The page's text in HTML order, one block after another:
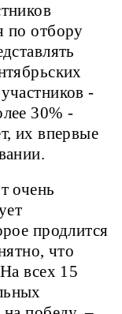
по отбору
-
30% -
их впервые
очень
продлится
что
всех 15